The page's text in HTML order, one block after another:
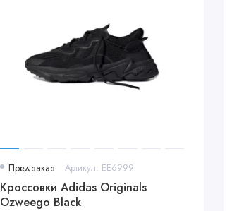
Предзаказ Артикул: EE6999
Кроссовки Adidas Originals
Ozweego Black